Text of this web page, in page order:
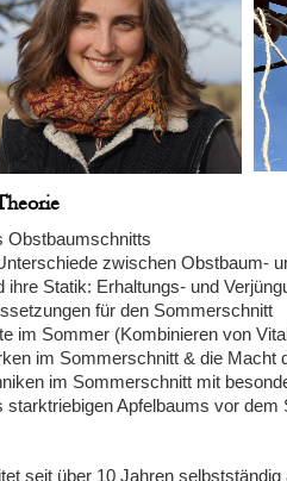
Obstbaumschnitts
zwischen Obstbaum-
ihre Statik: Erhaltungs- und
für den Sommerschnitt
im Sommer (Kombinieren von
im Sommerschnitt & die Macht
im Sommerschnitt mit
starktriebigen Apfelbaums vor dem
seit über 10 Jahren